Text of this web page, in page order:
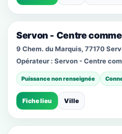
Servon - Centre
9 Chem. du Marquis, 77170
Opérateur : Servon - Centre
Puissance non renseignée
Fiche lieu Ville